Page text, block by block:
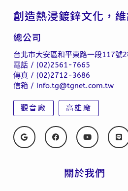
創造熱浸鍍鋅文化，
總公司
台北市大安區和平東路一段117號
電話 / (02)2561-7665
傳真 / (02)2712-3686
信箱 / info.tg@tgnet.com.tw
觀音廠 高雄廠
關於我們